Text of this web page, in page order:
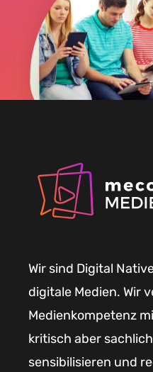
Wir sind Digital
digitale Medien. Wir
Medienkompetenz
kritisch aber
sensibilisieren und